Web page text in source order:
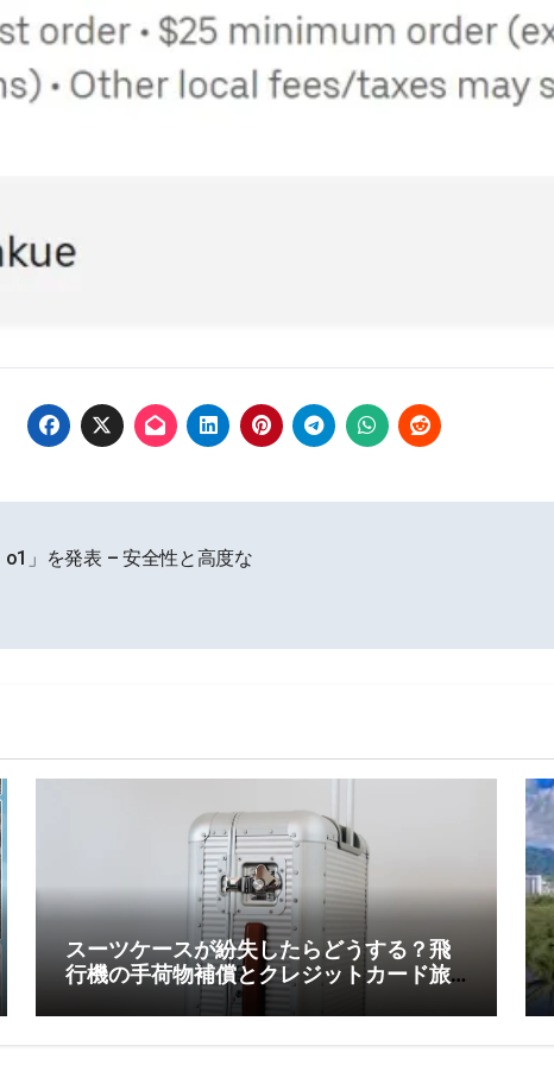
」を発表 – 安全性と高度な
スーツケースが紛失したらどうする？飛
行機の手荷物補償とクレジットカード旅
行保険を徹底解説